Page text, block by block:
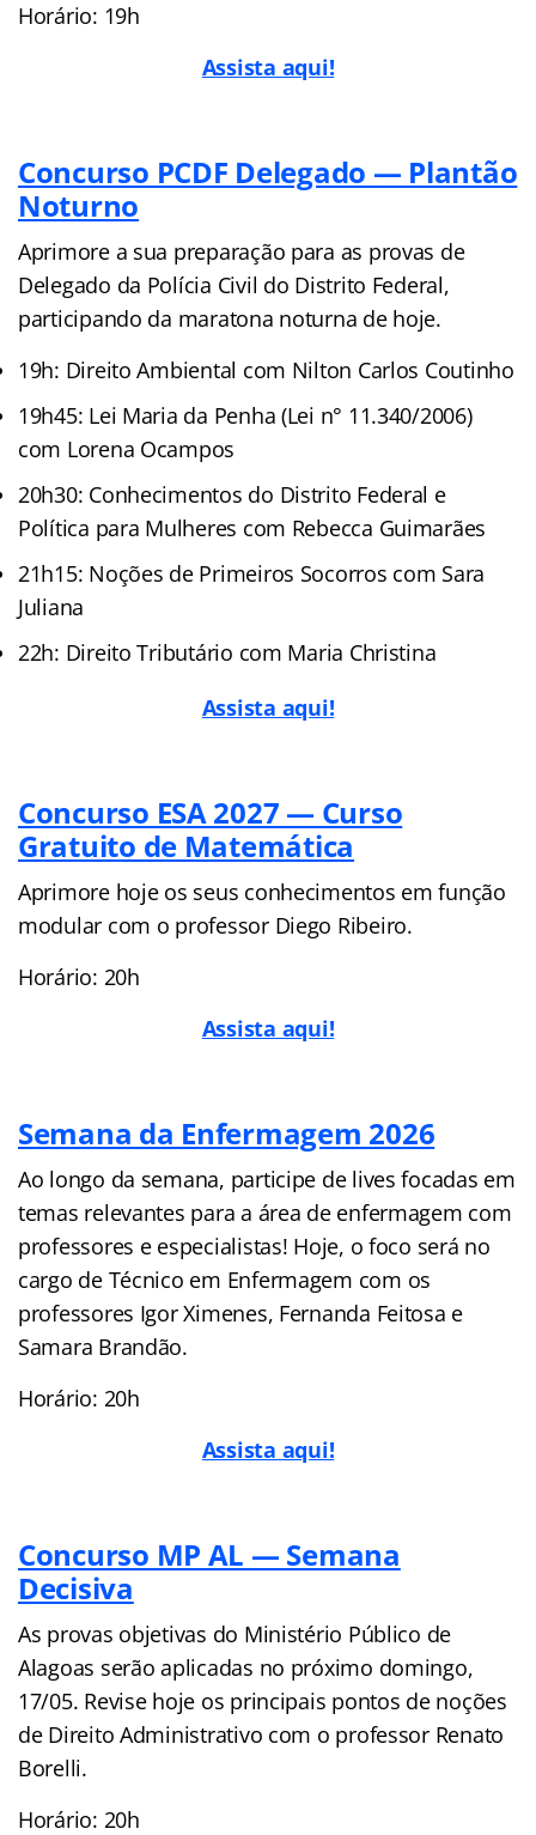
Horário: 19h
Assista aqui!
Concurso PCDF Delegado — Plantão
Noturno
Aprimore a sua preparação para as provas de
Delegado da Polícia Civil do Distrito Federal,
participando da maratona noturna de hoje.
19h: Direito Ambiental com Nilton Carlos Coutinho
19h45: Lei Maria da Penha (Lei n° 11.340/2006)
com Lorena Ocampos
20h30: Conhecimentos do Distrito Federal e
Política para Mulheres com Rebecca Guimarães
21h15: Noções de Primeiros Socorros com Sara
Juliana
22h: Direito Tributário com Maria Christina
Assista aqui!
Concurso ESA 2027 — Curso
Gratuito de Matemática
Aprimore hoje os seus conhecimentos em função
modular com o professor Diego Ribeiro.
Horário: 20h
Assista aqui!
Semana da Enfermagem 2026
Ao longo da semana, participe de lives focadas em
temas relevantes para a área de enfermagem com
professores e especialistas! Hoje, o foco será no
cargo de Técnico em Enfermagem com os
professores Igor Ximenes, Fernanda Feitosa e
Samara Brandão.
Horário: 20h
Assista aqui!
Concurso MP AL — Semana
Decisiva
As provas objetivas do Ministério Público de
Alagoas serão aplicadas no próximo domingo,
17/05. Revise hoje os principais pontos de noções
de Direito Administrativo com o professor Renato
Borelli.
Horário: 20h